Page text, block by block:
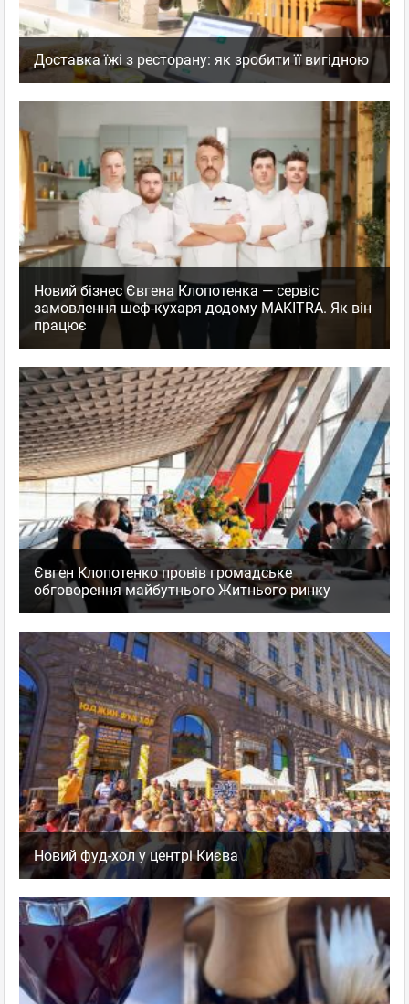
Доставка їжі з ресторану: як зробити її вигідною
Новий бізнес Євгена Клопотенка — сервіс
замовлення шеф-кухаря додому MAKITRA. Як він
працює
Євген Клопотенко провів громадське
обговорення майбутнього Житнього ринку
Новий фуд-хол у центрі Києва